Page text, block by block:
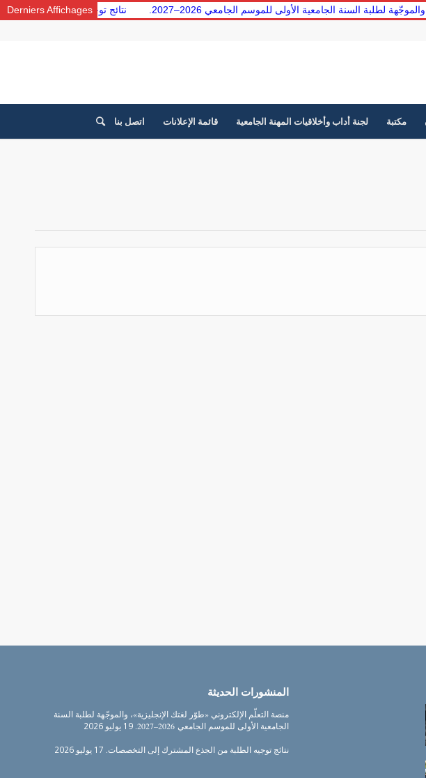
Derniers Affichages والموجّهة لطلبة السنة الجامعية الأولى للموسم الجامعي 2026–2027. نتائج توجيه الطلبة
مكتبة لجنة أداب وأخلاقيات المهنة الجامعية قائمة الإعلانات اتصل بنا
المنشورات الحديثة
منصة التعلّم الإلكتروني «طوّر لغتك الإنجليزية»، والموجّهة لطلبة السنة
الجامعية الأولى للموسم الجامعي 2026–2027.
19 يوليو 2026
نتائج توجيه الطلبة من الجذع المشترك إلى التخصصات. 17 يوليو 2026